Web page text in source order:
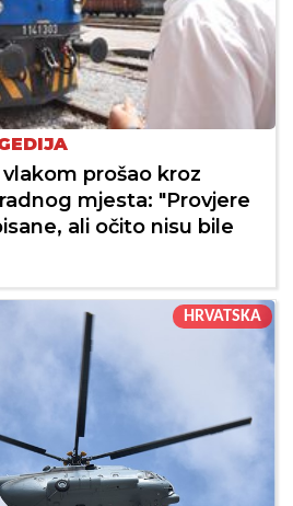
prošao kroz
mjesta: "Provjere
ali očito nisu bile
HRVATSKA